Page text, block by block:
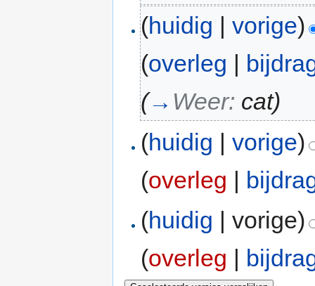
(huidig |vorige)
(overleg
(→ Weer: cat)
(huidig |vorige)
(overleg |
(huidig | vorige)
(overleg |